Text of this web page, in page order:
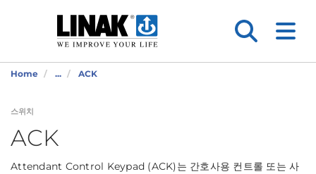
Home ... ACK
스위치
ACK
Attendant Control Keypad (ACK)는 간호사용 컨트롤 또는 사